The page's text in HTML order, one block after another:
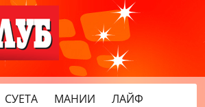
СУЕТА МАНИИ
ЛАЙФ